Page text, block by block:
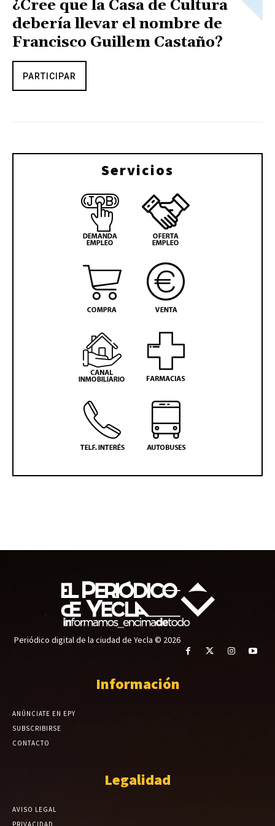
¿Cree que la Casa de Cultura
debería llevar el nombre de
Francisco Guillem Castaño?
PARTICIPAR
Servicios
Periódico digital de la ciudad de Yecla © 2026
Información
ANÚNCIATE EN EPY
SUBSCRIBIRSE
CONTACTO
Legalidad
AVISO LEGAL
PRIVACIDAD